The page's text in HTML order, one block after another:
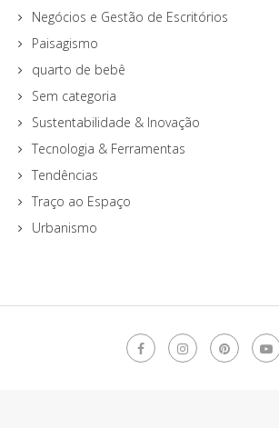
Negócios e Gestão de Escritórios
Paisagismo
quarto de bebê
Sem categoria
Sustentabilidade & Inovação
Tecnologia & Ferramentas
Tendências
Traço ao Espaço
Urbanismo